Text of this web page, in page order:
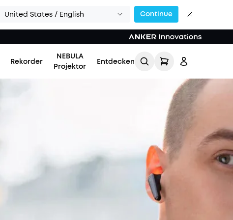
United States / English Continue
Rekorder
NEBULA
Projektor
Entdecken
Einloggen
Lade Freunde ein & erhalte